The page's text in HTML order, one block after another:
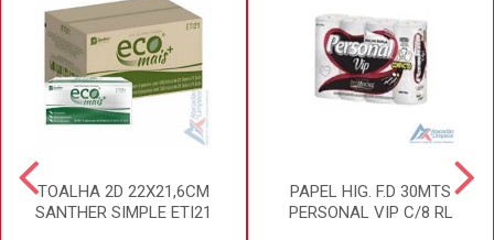
TOALHA 2D 22X21,6CM
SANTHER SIMPLE ETI21
PAPEL HIG. F.D 30MTS
PERSONAL VIP C/8 RL